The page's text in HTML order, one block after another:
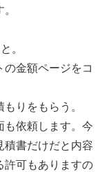
。
の金額ページをコ
りをもらう。
依頼します。今
積書だけだと内容
許可もありますの